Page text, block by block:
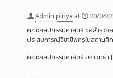
Admin.piriya at
20/04/
คณะศิลปกรรมศาสตร์ ขอสำรวจ
ประสบการณ์วิชาชีพครูในสถานศึ
คณะศิลปกรรมศาสตร์ มหาวิทยา